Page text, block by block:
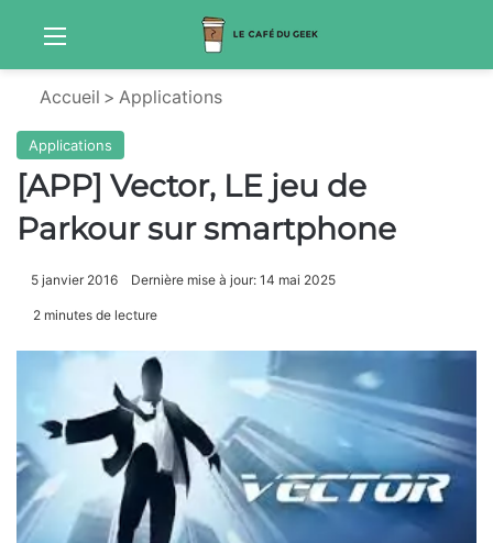
Menu
Accueil > Applications
Applications
[APP] Vector, LE jeu de
Parkour sur smartphone
5 janvier 2016 Dernière mise à jour: 14 mai 2025
2 minutes de lecture